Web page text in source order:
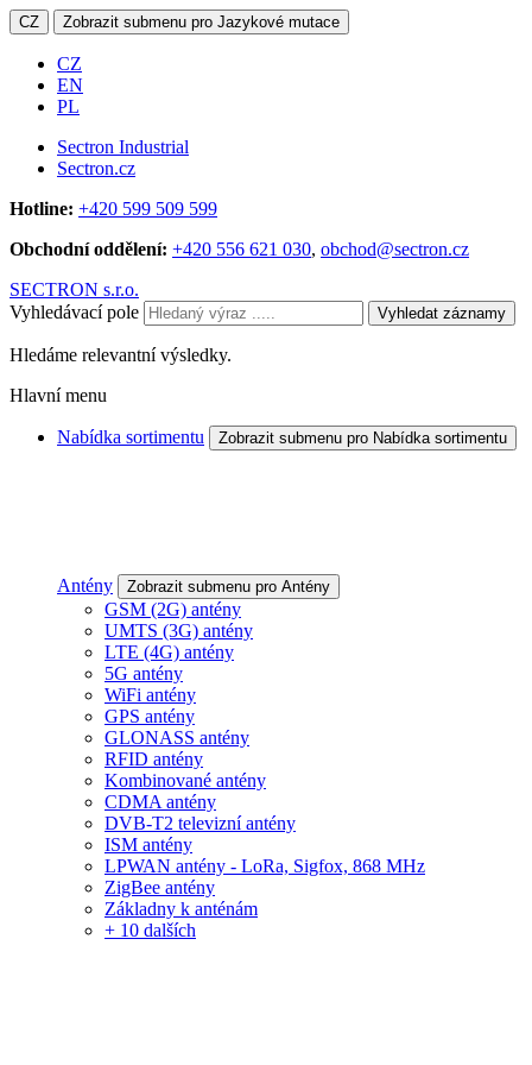
CZ Zobrazit submenu pro Jazykové mutace
CZ
EN
PL
Sectron Industrial
Sectron.cz
Hotline: +420 599 509 599
Obchodní oddělení: +420 556 621 030, obchod@sectron.cz
SECTRON s.r.o.
Vyhledávací pole
Vyhledat záznamy
Hledáme relevantní výsledky.
Hlavní menu
Nabídka sortimentu Zobrazit submenu pro Nabídka sortimentu
Antény Zobrazit submenu pro Antény
GSM (2G) antény
UMTS (3G) antény
LTE (4G) antény
5G antény
WiFi antény
GPS antény
GLONASS antény
RFID antény
Kombinované antény
CDMA antény
DVB-T2 televizní antény
ISM antény
LPWAN antény - LoRa, Sigfox, 868 MHz
ZigBee antény
Základny k anténám
+ 10 dalších